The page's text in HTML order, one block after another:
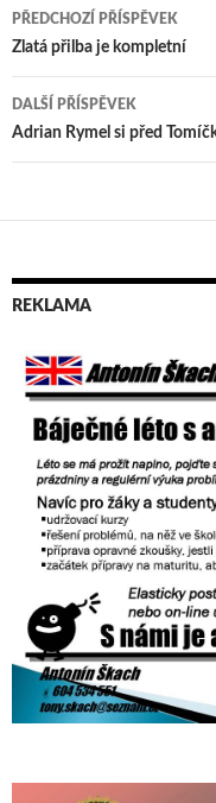
Navigace
pro
příspěvek
PŘEDCHOZÍ PŘÍSPĚVEK
Zlatá přilba je kompletní
DALŠÍ PŘÍSPĚVEK
Adrian Rymel si před
REKLAMA